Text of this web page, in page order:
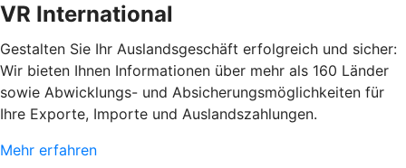
VR International
Gestalten Sie Ihr Auslandsgeschäft erfolgreich und sicher:
Wir bieten Ihnen Informationen über mehr als 160 Länder
sowie Abwicklungs- und Absicherungsmöglichkeiten für
Ihre Exporte, Importe und Auslandszahlungen.
Mehr erfahren